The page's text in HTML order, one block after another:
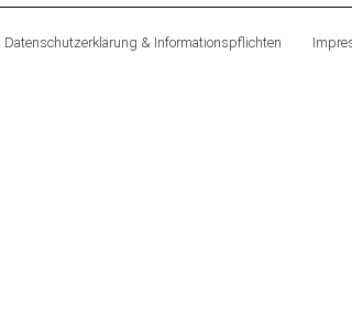
Datenschutzerklärung & Informationspflichten